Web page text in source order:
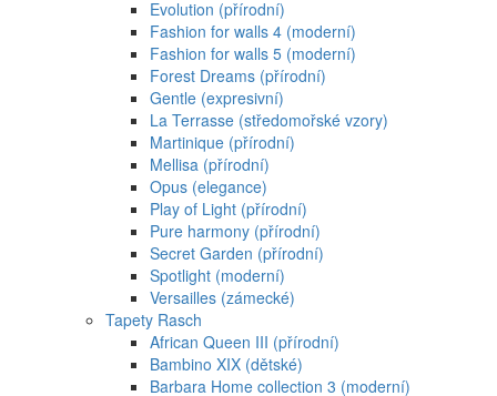
Evolution (přírodní)
Fashion for walls 4 (moderní)
Fashion for walls 5 (moderní)
Forest Dreams (přírodní)
Gentle (expresivní)
La Terrasse (středomořské vzory)
Martinique (přírodní)
Mellisa (přírodní)
Opus (elegance)
Play of Light (přírodní)
Pure harmony (přírodní)
Secret Garden (přírodní)
Spotlight (moderní)
Versailles (zámecké)
Tapety Rasch
African Queen III (přírodní)
Bambino XIX (dětské)
Barbara Home collection 3 (moderní)